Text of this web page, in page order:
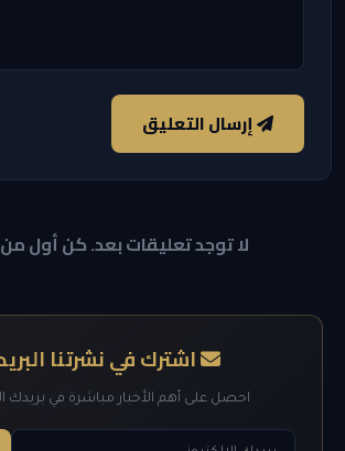
إرسال التعليق
لا توجد تعليقات بعد. كن أول
اشترك في نشرتنا
احصل على أهم الأخبار مباشرة في بريدك